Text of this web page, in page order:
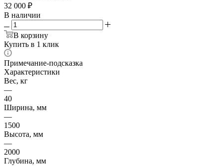
32 000 ₽
В наличии
В корзину
Купить в 1 клик
Примечание-подсказка
Характеристики
Вес, кг
—
40
Ширина, мм
—
1500
Высота, мм
—
2000
Глубина, мм